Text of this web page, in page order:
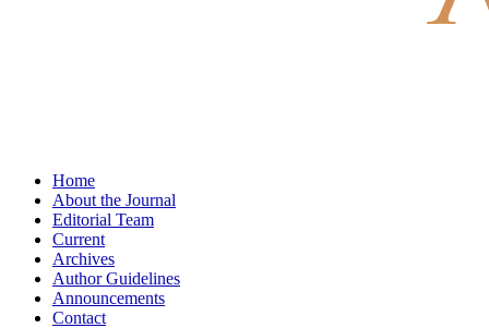
Home
About the Journal
Editorial Team
Current
Archives
Author Guidelines
Announcements
Contact